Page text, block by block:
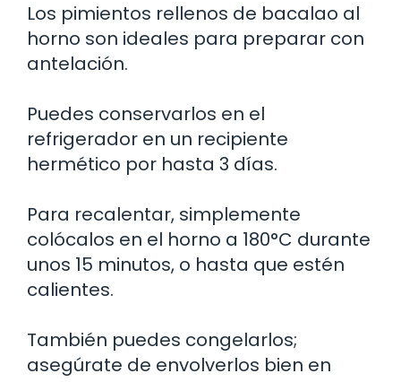
Los pimientos rellenos de bacalao al
horno son ideales para preparar con
antelación.
Puedes conservarlos en el
refrigerador en un recipiente
hermético por hasta 3 días.
Para recalentar, simplemente
colócalos en el horno a 180°C durante
unos 15 minutos, o hasta que estén
calientes.
También puedes congelarlos;
asegúrate de envolverlos bien en